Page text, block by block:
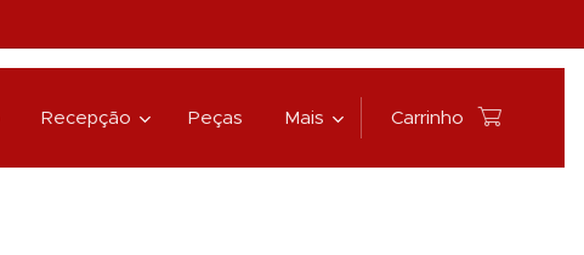
Recepção Peças Mais Carrinho